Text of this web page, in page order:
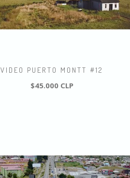
VIDEO PUERTO MONTT #12
$45.000 CLP